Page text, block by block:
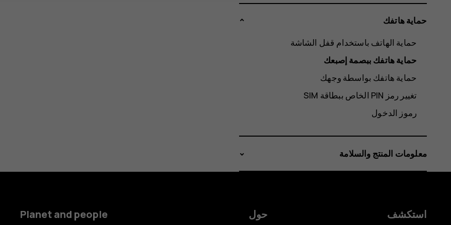
حماية هاتفك
حماية الهاتف باستخدام قفل الشاشة
حماية هاتفك ببصمة إصبعك
حماية هاتفك بواسطة وجهك
تغيير رمز PIN الخاص ببطاقة SIM‬
رموز الدخول
معلومات المنتج والسلامة
استكشف
حول
Planet and people